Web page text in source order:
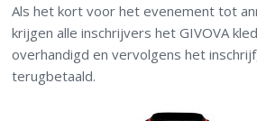
Als het kort voor het evenement tot
krijgen alle inschrijvers het GIVOVA
overhandigd en vervolgens het
terugbetaald.